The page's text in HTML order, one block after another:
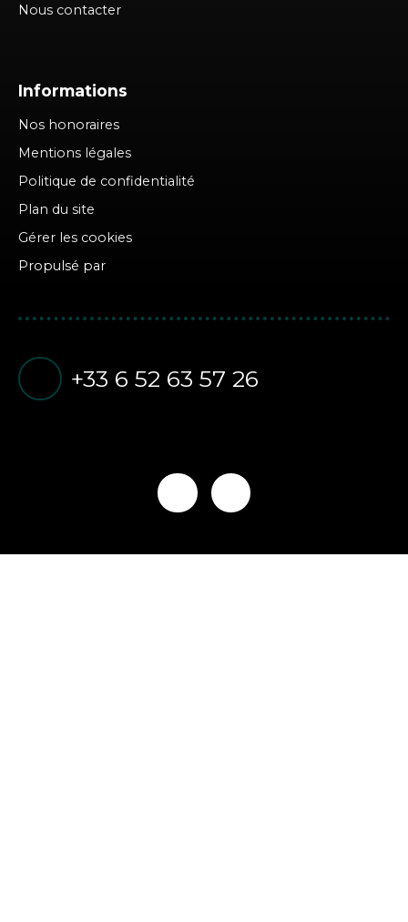
Nous contacter
Informations
Nos honoraires
Mentions légales
Politique de confidentialité
Plan du site
Gérer les cookies
Propulsé par
+33 6 52 63 57 26